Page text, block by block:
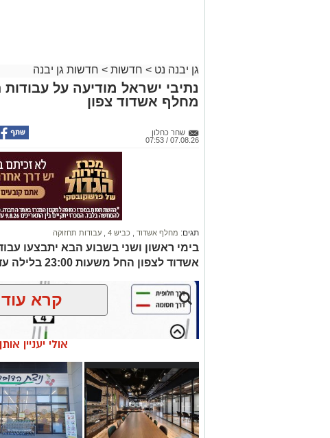
גן יבנה נט > חדשות > חדשות גן יבנה
מחלף אשדוד צפון
שחר כחלון
07.08.26 / 07:53
תגים: מחלף אשדוד , כביש 4 , עבודות תחזוקה
אשדוד לצפון החל משעות 23:00 בלילה עד לבוקר
קרא עוד
אולי יעניין